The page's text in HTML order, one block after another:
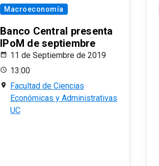
Macroeconomía
Banco Central presenta
IPoM de septiembre
11 de Septiembre de 2019
13:00
Facultad de Ciencias
Económicas y Administrativas
UC